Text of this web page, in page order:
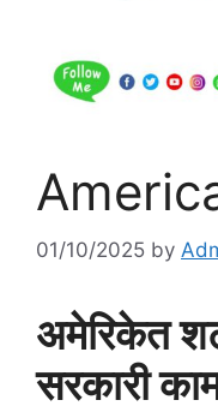
01/10/2025 by
अमेरिकेत
सरकारी